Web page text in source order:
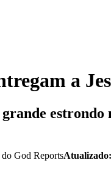
a
estrondo
God ReportsAtualizado: